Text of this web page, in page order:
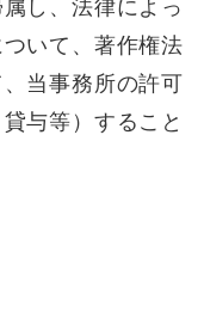
し、法律によっ
いて、著作権法
当事務所の許可
与等）すること